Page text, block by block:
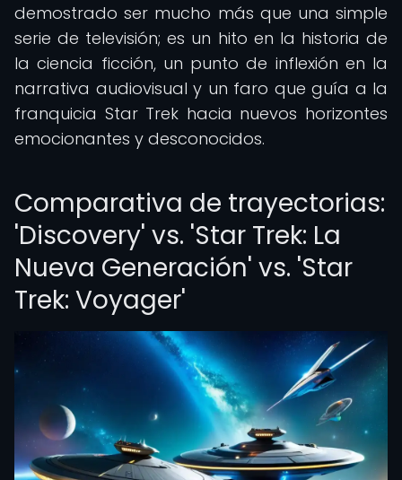
demostrado ser mucho más que una simple
serie de televisión; es un hito en la historia de
la ciencia ficción, un punto de inflexión en la
narrativa audiovisual y un faro que guía a la
franquicia Star Trek hacia nuevos horizontes
emocionantes y desconocidos.
Comparativa de trayectorias:
'Discovery' vs. 'Star Trek: La
Nueva Generación' vs. 'Star
Trek: Voyager'